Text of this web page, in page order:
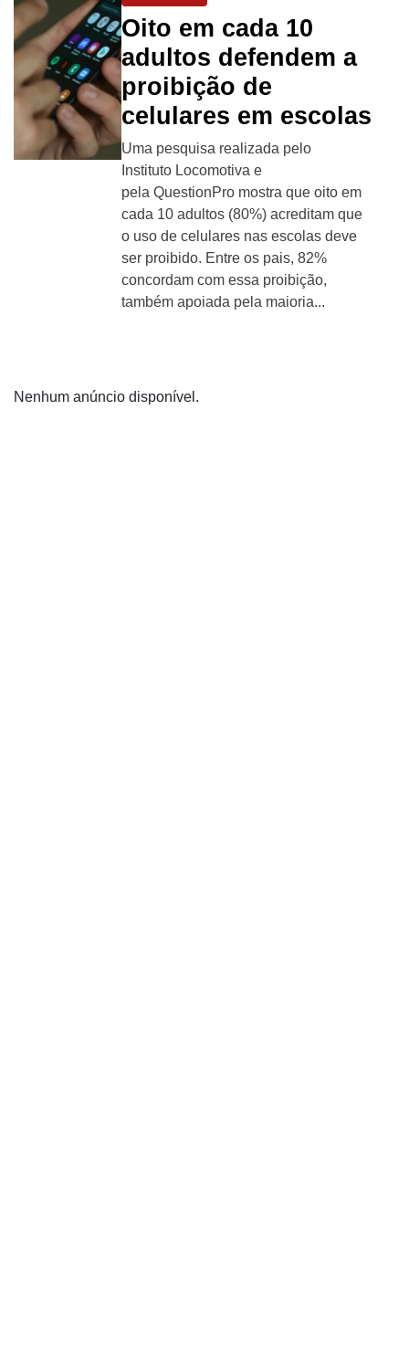
Oito em cada 10
adultos defendem a
proibição de
celulares em escolas
Uma pesquisa realizada pelo
Instituto Locomotiva e
pela QuestionPro mostra que oito em
cada 10 adultos (80%) acreditam que
o uso de celulares nas escolas deve
ser proibido. Entre os pais, 82%
concordam com essa proibição,
também apoiada pela maioria...
Nenhum anúncio disponível.